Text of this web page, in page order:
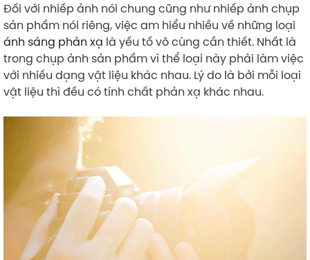
Đối với nhiếp ảnh nói chung cũng như nhiếp ảnh chụp
sản phẩm nói riêng, việc am hiểu nhiều về những loại
ánh sáng phản xạ là yếu tố vô cùng cần thiết. Nhất là
trong chụp ảnh sản phẩm vì thể loại này phải làm việc
với nhiều dạng vật liệu khác nhau. Lý do là bởi mỗi loại
vật liệu thì đều có tính chất phản xạ khác nhau.